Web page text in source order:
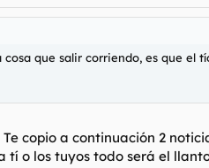
que salir corriendo, es que el
copio a continuación 2
tí o los tuyos todo será el